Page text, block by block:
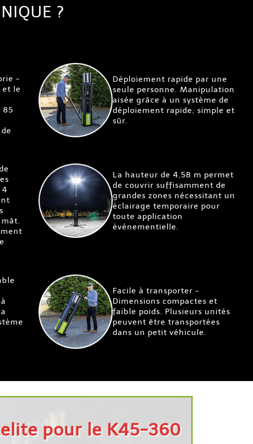
?
-
et le
85
Déploiement rapide par une
seule personne. Manipulation
aisée grâce à un système de
déploiement rapide, simple et
sûr.
4
La hauteur de 4,58 m permet
de couvrir suffisamment de
grandes zones nécessitant un
éclairage temporaire pour
toute application
événementielle.
Facile à transporter -
Dimensions compactes et
faible poids. Plusieurs unités
peuvent être transportées
dans un petit véhicule.
pour le K45-360